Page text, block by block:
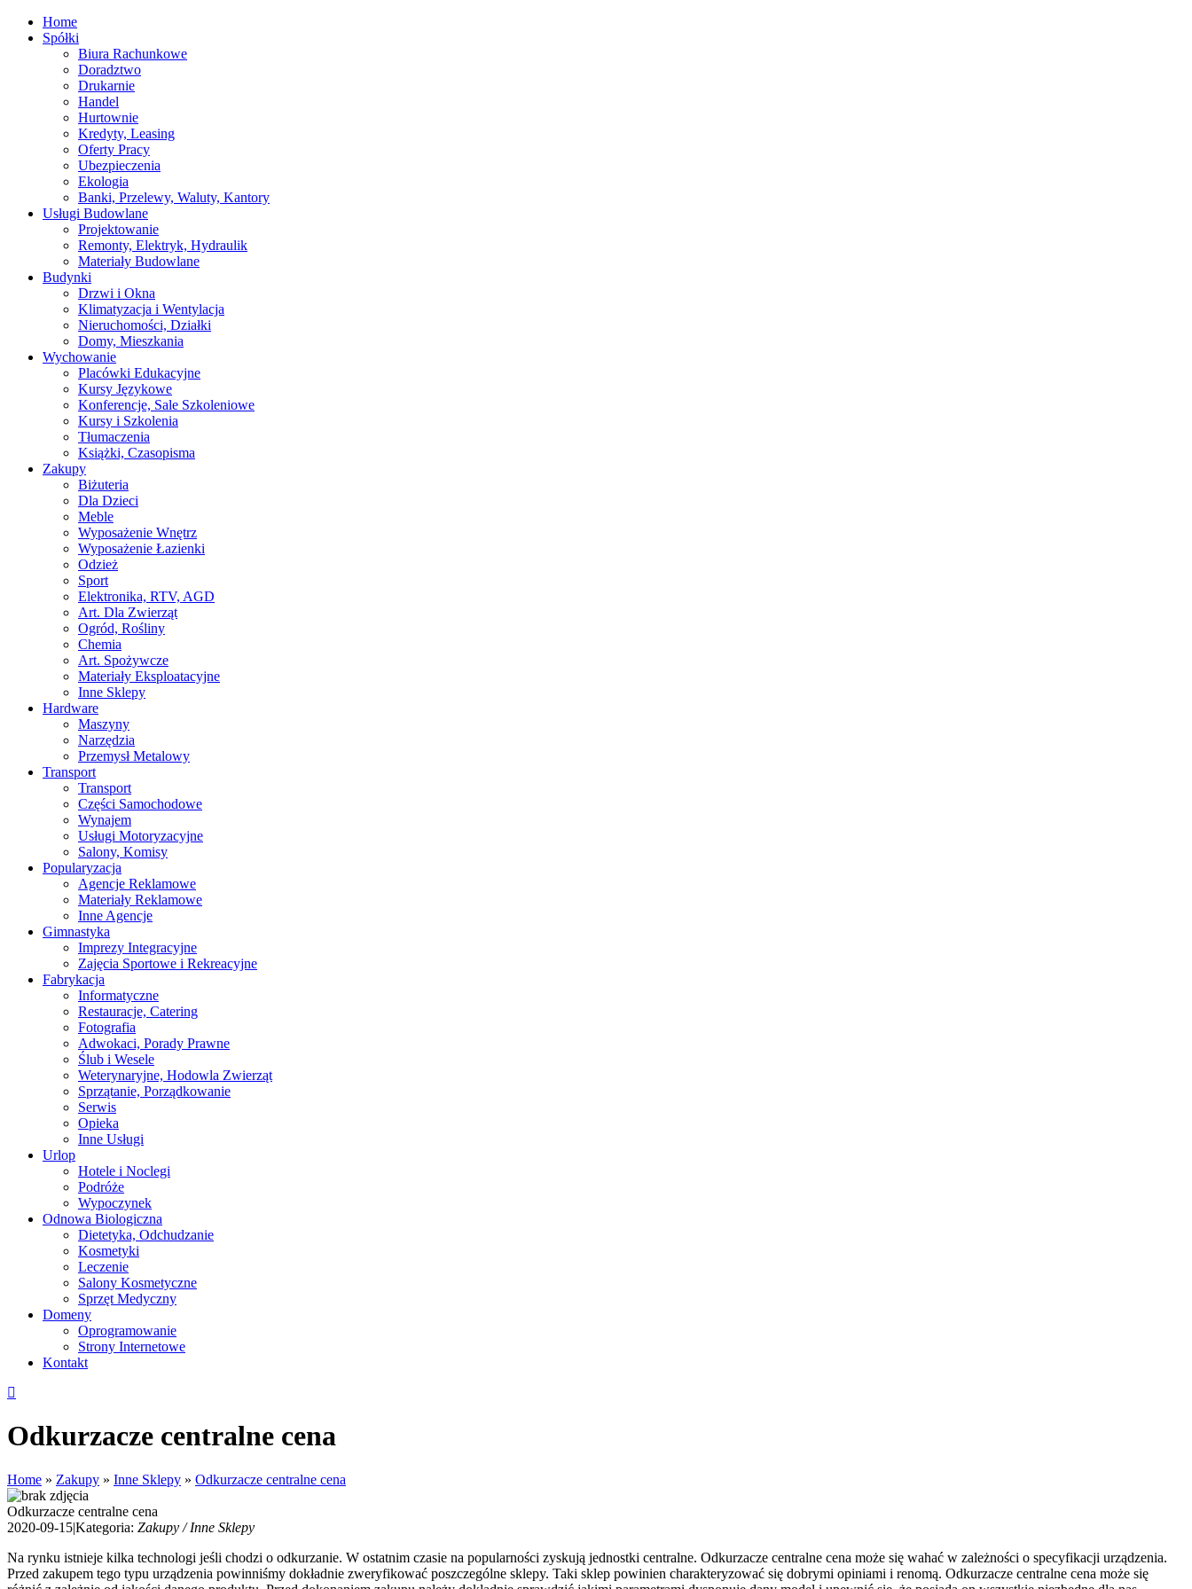
Home
Spółki
Biura Rachunkowe
Doradztwo
Drukarnie
Handel
Hurtownie
Kredyty, Leasing
Oferty Pracy
Ubezpieczenia
Ekologia
Banki, Przelewy, Waluty, Kantory
Usługi Budowlane
Projektowanie
Remonty, Elektryk, Hydraulik
Materiały Budowlane
Budynki
Drzwi i Okna
Klimatyzacja i Wentylacja
Nieruchomości, Działki
Domy, Mieszkania
Wychowanie
Placówki Edukacyjne
Kursy Językowe
Konferencje, Sale Szkoleniowe
Kursy i Szkolenia
Tłumaczenia
Książki, Czasopisma
Zakupy
Biżuteria
Dla Dzieci
Meble
Wyposażenie Wnętrz
Wyposażenie Łazienki
Odzież
Sport
Elektronika, RTV, AGD
Art. Dla Zwierząt
Ogród, Rośliny
Chemia
Art. Spożywcze
Materiały Eksploatacyjne
Inne Sklepy
Hardware
Maszyny
Narzędzia
Przemysł Metalowy
Transport
Transport
Części Samochodowe
Wynajem
Usługi Motoryzacyjne
Salony, Komisy
Popularyzacja
Agencje Reklamowe
Materiały Reklamowe
Inne Agencje
Gimnastyka
Imprezy Integracyjne
Zajęcia Sportowe i Rekreacyjne
Fabrykacja
Informatyczne
Restauracje, Catering
Fotografia
Adwokaci, Porady Prawne
Ślub i Wesele
Weterynaryjne, Hodowla Zwierząt
Sprzątanie, Porządkowanie
Serwis
Opieka
Inne Usługi
Urlop
Hotele i Noclegi
Podróże
Wypoczynek
Odnowa Biologiczna
Dietetyka, Odchudzanie
Kosmetyki
Leczenie
Salony Kosmetyczne
Sprzęt Medyczny
Domeny
Oprogramowanie
Strony Internetowe
Kontakt
Odkurzacze centralne cena
Home » Zakupy » Inne Sklepy » Odkurzacze centralne cena
Odkurzacze centralne cena
2020-09-15|Kategoria: Zakupy / Inne Sklepy
Na rynku istnieje kilka technologi jeśli chodzi o odkurzanie. W ostatnim czasie na popularności zyskują jednostki centralne. Odkurzacze centralne cena może się wahać w zależności o specyfikacji urządzenia.
Przed zakupem tego typu urządzenia powinniśmy dokładnie zweryfikować poszczególne sklepy. Taki sklep powinien charakteryzować się dobrymi opiniami i renomą. Odkurzacze centralne cena może się